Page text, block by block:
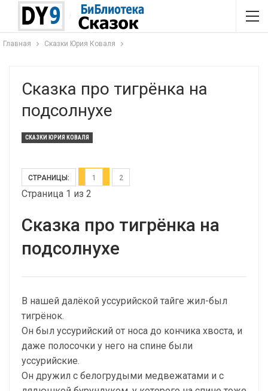
Главная Сказки Юрия Коваля
Сказка про тигрёнка на
подсолнухе
СКАЗКИ ЮРИЯ КОВАЛЯ
СТРАНИЦЫ: 1 2
Страница 1 из 2
Сказка про тигрёнка на
подсолнухе
В нашей далёкой уссурийской тайге жил-был
тигрёнок.
Он был уссурийский от носа до кончика хвоста, и
даже полосочки у него на спине были
уссурийские.
Он дружил с белогрудыми медвежатами и с